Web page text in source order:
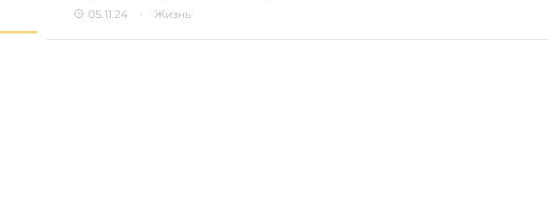
05.11.24 Жизнь